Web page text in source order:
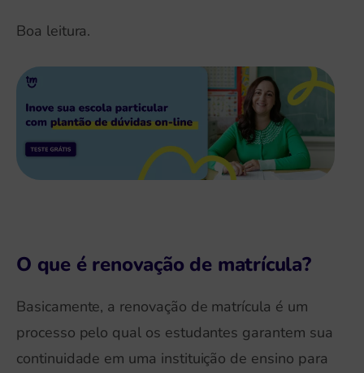
Boa leitura.
O que é renovação de matrícula?
Basicamente, a renovação de matrícula é um
processo pelo qual os estudantes garantem sua
continuidade em uma instituição de ensino para